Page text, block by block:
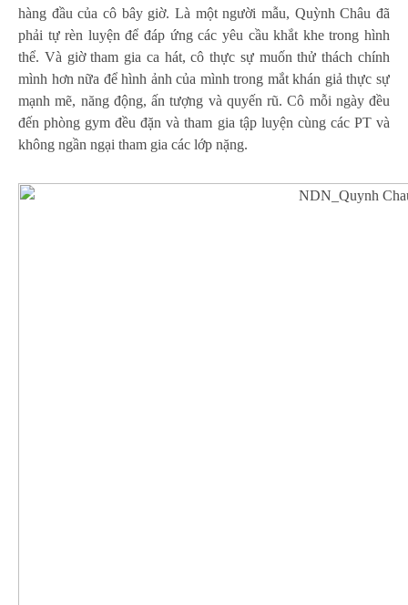
hàng đầu của cô bây giờ. Là một người mẫu, Quỳnh Châu đã
phải tự rèn luyện để đáp ứng các yêu cầu khắt khe trong hình
thể. Và giờ tham gia ca hát, cô thực sự muốn thử thách chính
mình hơn nữa để hình ảnh của mình trong mắt khán giả thực sự
mạnh mẽ, năng động, ấn tượng và quyến rũ. Cô mỗi ngày đều
đến phòng gym đều đặn và tham gia tập luyện cùng các PT và
không ngần ngại tham gia các lớp nặng.